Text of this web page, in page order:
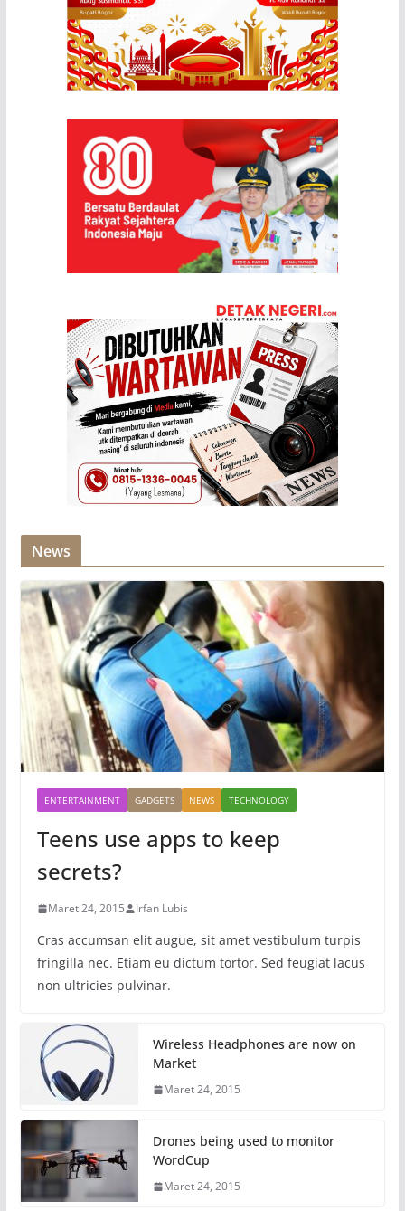
News
ENTERTAINMENT GADGETS NEWS TECHNOLOGY
Teens use apps to keep
secrets?
Maret 24, 2015 Irfan Lubis
Cras accumsan elit augue, sit amet vestibulum turpis
fringilla nec. Etiam eu dictum tortor. Sed feugiat lacus
non ultricies pulvinar.
Wireless Headphones are now on
Market
Maret 24, 2015
Drones being used to monitor
WordCup
Maret 24, 2015